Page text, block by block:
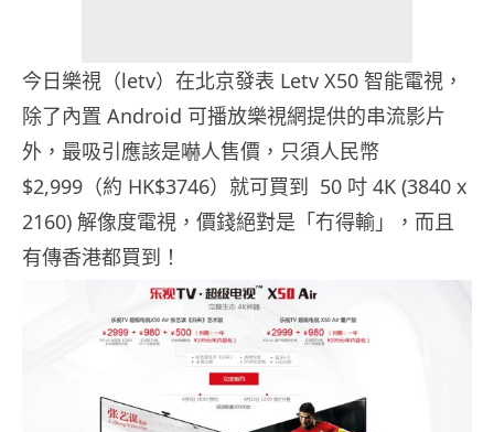
今日樂視（letv）在北京發表 Letv X50 智能電視，
除了內置 Android 可播放樂視網提供的串流影片
外，最吸引應該是嚇人售價，只須人民幣
$2,999（約 HK$3746）就可買到 50 吋 4K (3840 x
2160) 解像度電視，價錢絕對是「冇得輸」，而且
有傳香港都買到！